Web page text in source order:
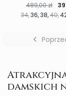
34 36 38 40
Cena
489,00 zł

damskich